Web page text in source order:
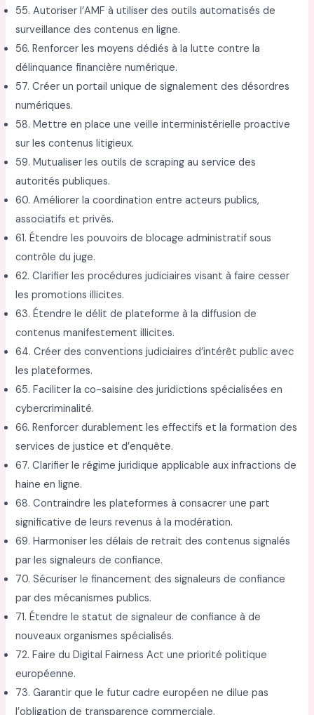
55. Autoriser l’AMF à utiliser des outils automatisés de
surveillance des contenus en ligne.
56. Renforcer les moyens dédiés à la lutte contre la
délinquance financière numérique.
57. Créer un portail unique de signalement des désordres
numériques.
58. Mettre en place une veille interministérielle proactive
sur les contenus litigieux.
59. Mutualiser les outils de scraping au service des
autorités publiques.
60. Améliorer la coordination entre acteurs publics,
associatifs et privés.
61. Étendre les pouvoirs de blocage administratif sous
contrôle du juge.
62. Clarifier les procédures judiciaires visant à faire cesser
les promotions illicites.
63. Étendre le délit de plateforme à la diffusion de
contenus manifestement illicites.
64. Créer des conventions judiciaires d’intérêt public avec
les plateformes.
65. Faciliter la co-saisine des juridictions spécialisées en
cybercriminalité.
66. Renforcer durablement les effectifs et la formation des
services de justice et d’enquête.
67. Clarifier le régime juridique applicable aux infractions de
haine en ligne.
68. Contraindre les plateformes à consacrer une part
significative de leurs revenus à la modération.
69. Harmoniser les délais de retrait des contenus signalés
par les signaleurs de confiance.
70. Sécuriser le financement des signaleurs de confiance
par des mécanismes publics.
71. Étendre le statut de signaleur de confiance à de
nouveaux organismes spécialisés.
72. Faire du Digital Fairness Act une priorité politique
européenne.
73. Garantir que le futur cadre européen ne dilue pas
l’obligation de transparence commerciale.